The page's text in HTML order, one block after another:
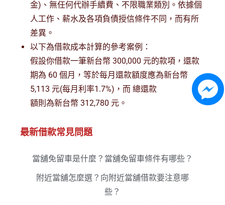
金)、無任何代辦手續費、不限職業類別。依據個
人工作、薪水及各項負債授信條件不同，而有所
差異。
以下為借款成本計算的參考案例：
假設你借款一筆新台幣 300,000 元的款項，還款
期為 60 個月，等於每月還款額度應為新台幣
5,113 元(每月利率1.7%)，而 總還款
額則為新台幣 312,780 元。
最新借款常見問題
當舖免留車是什麼？當舖免留車條件有哪些？
附近當舖怎麼選？向附近當舖借款要注意哪
些？